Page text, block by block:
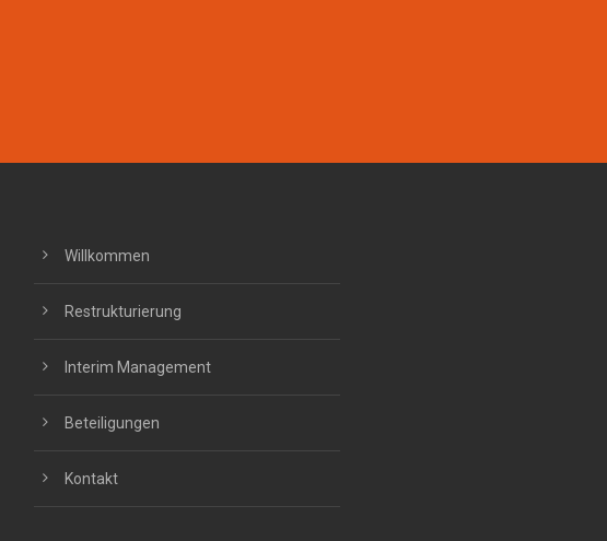
Willkommen
Restrukturierung
Interim Management
Beteiligungen
Kontakt